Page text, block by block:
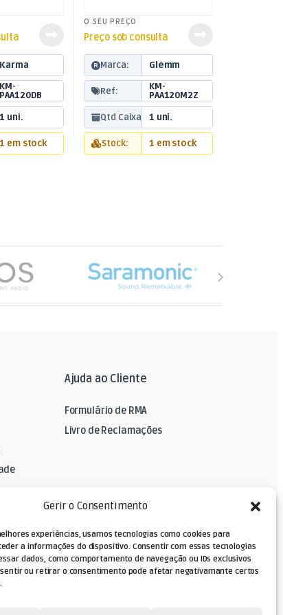
Gerir o Consentimento
experiências, usamos tecnologias como cookies para
a informações do dispositivo. Consentir com essas tecnologias
dados, como comportamento de navegação ou IDs exclusivos
ou retirar o consentimento pode afetar negativamante certos
Karma
KM-
PAA120DB
1 uni.
1 em stock
O SEU PREÇO
Preço sob consulta
Marca: Glemm
Ref:
KM-
PAA120M2Z
Qtd Caixa:
1 uni.
Stock: 1 em stock
Ajuda ao Cliente
Formulário de RMA
Livro de Reclamações